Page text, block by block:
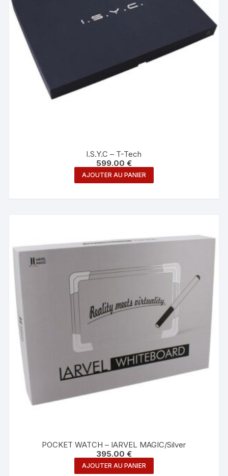
I.S.Y.C – T-Tech
599.00 €
AJOUTER AU PANIER
POCKET WATCH – IARVEL MAGIC/Silver
395.00 €
AJOUTER AU PANIER